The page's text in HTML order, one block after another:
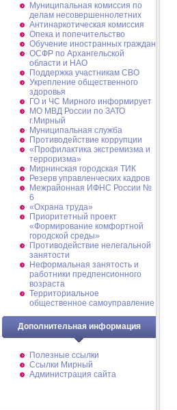
Муниципальная комиссия по
делам несовершеннолетних
Антинаркотическая комиссия
Опека и попечительство
Обучение иностранных граждан
ОСФР по Архангельской
области и НАО
Поддержка участникам СВО
Укрепление общественного
здоровья
ГО и ЧС Мирного информирует
МО МВД России по ЗАТО
г.Мирный
Муниципальная cлужба
Противодействие коррупции
«Профилактика экстремизма и
терроризма»
Мирнинская городская ТИК
Резерв управленческих кадров
Межрайонная ИФНС России №
6
«Охрана труда»
Приоритетный проект
«Формирование комфортной
городской среды»
Противодействие нелегальной
занятости
Неформальная занятость и
работники предпенсионного
возраста
Территориальное
общественное самоуправление
Дополнительная информация
Полезные ссылки
Ссылки Мирный
Администрация сайта